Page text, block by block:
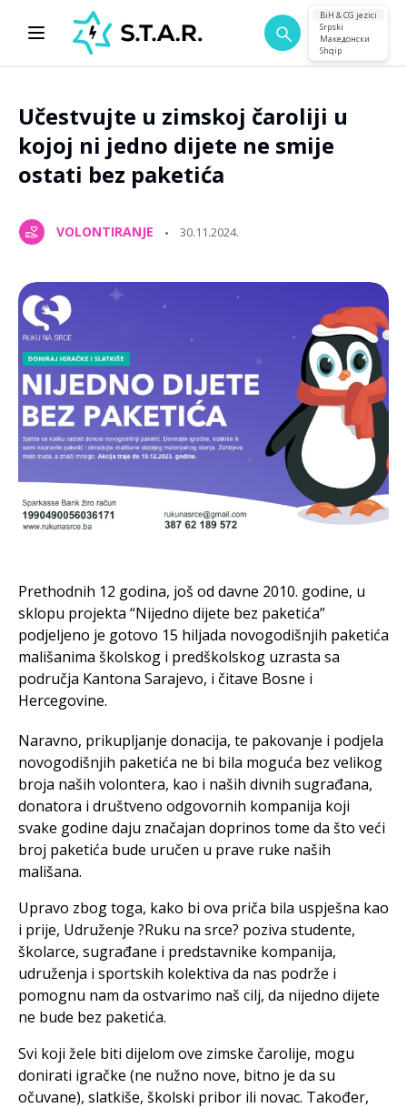
BiH & CG jezici
Srpski
Македонски
Shqip
Učestvujte u zimskoj čaroliji u
kojoj ni jedno dijete ne smije
ostati bez paketića
VOLONTIRANJE 30.11.2024.
Prethodnih 12 godina, još od davne 2010. godine, u
sklopu projekta “Nijedno dijete bez paketića”
podjeljeno je gotovo 15 hiljada novogodišnjih paketića
mališanima školskog i predškolskog uzrasta sa
područja Kantona Sarajevo, i čitave Bosne i
Hercegovine.
Naravno, prikupljanje donacija, te pakovanje i podjela
novogodišnjih paketića ne bi bila moguća bez velikog
broja naših volontera, kao i naših divnih sugrađana,
donatora i društveno odgovornih kompanija koji
svake godine daju značajan doprinos tome da što veći
broj paketića bude uručen u prave ruke naših
mališana.
Upravo zbog toga, kako bi ova priča bila uspješna kao
i prije, Udruženje ?Ruku na srce? poziva studente,
školarce, sugrađane i predstavnike kompanija,
udruženja i sportskih kolektiva da nas podrže i
pomognu nam da ostvarimo naš cilj, da nijedno dijete
ne bude bez paketića.
Svi koji žele biti dijelom ove zimske čarolije, mogu
donirati igračke (ne nužno nove, bitno je da su
očuvane), slatkiše, školski pribor ili novac. Također,